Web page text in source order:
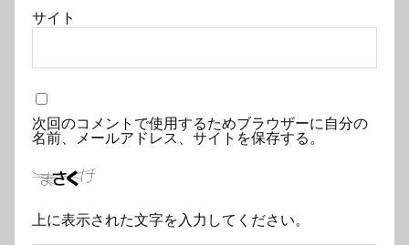
サイト
次回のコメントで使用するためブラウザーに自分の
名前、メールアドレス、サイトを保存する。
上に表示された文字を入力してください。